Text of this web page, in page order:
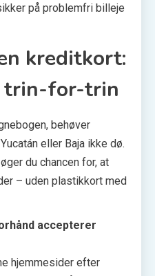
på problemfri billeje
kreditkort:
trin-for-trin
behøver
eller Baja ikke dø.
du chancen for, at
– uden plastikkort med
accepterer
hjemmesider efter